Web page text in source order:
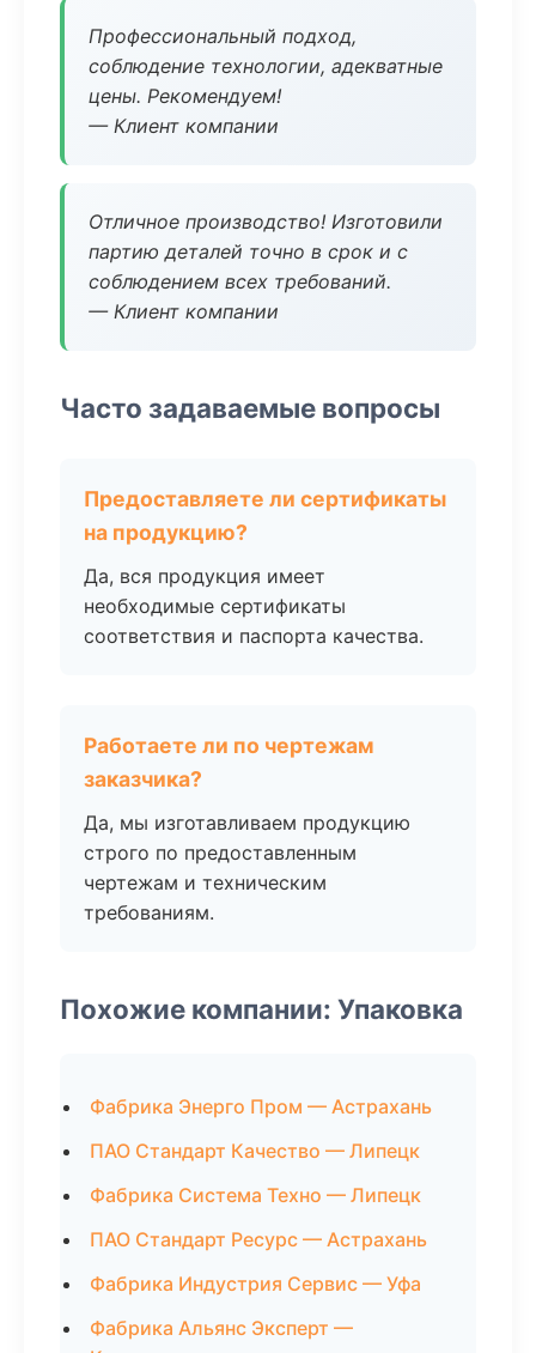
Профессиональный подход,
соблюдение технологии, адекватные
цены. Рекомендуем!
— Клиент компании
Отличное производство! Изготовили
партию деталей точно в срок и с
соблюдением всех требований.
— Клиент компании
Часто задаваемые вопросы
Предоставляете ли сертификаты
на продукцию?
Да, вся продукция имеет
необходимые сертификаты
соответствия и паспорта качества.
Работаете ли по чертежам
заказчика?
Да, мы изготавливаем продукцию
строго по предоставленным
чертежам и техническим
требованиям.
Похожие компании: Упаковка
Фабрика Энерго Пром — Астрахань
ПАО Стандарт Качество — Липецк
Фабрика Система Техно — Липецк
ПАО Стандарт Ресурс — Астрахань
Фабрика Индустрия Сервис — Уфа
Фабрика Альянс Эксперт —